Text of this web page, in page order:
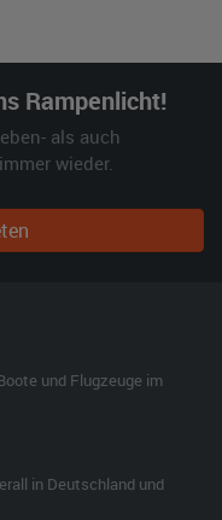
Rampenlicht!
als auch
wieder.
und Flugzeuge im
in Deutschland und